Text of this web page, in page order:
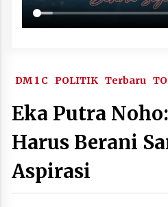
DM 1 C POLITIK Terbaru
Eka Putra
Harus Berani
Aspirasi